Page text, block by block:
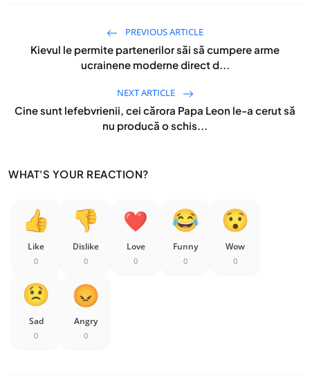
PREVIOUS ARTICLE
Kievul le permite partenerilor săi să cumpere arme
ucrainene moderne direct d...
NEXT ARTICLE
Cine sunt lefebvrienii, cei cărora Papa Leon le-a cerut să
nu producă o schis...
WHAT'S YOUR REACTION?
Like
0
Dislike
0
Love
0
Funny
0
Wow
0
Sad
0
Angry
0